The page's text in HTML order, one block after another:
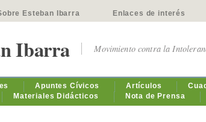
Esteban Ibarra Enlaces de interés
Ibarra Movimiento contra la
Apuntes Cívicos Artículos
Materiales Didácticos Nota de Prensa